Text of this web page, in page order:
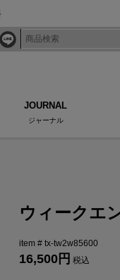
JOURNAL
ジャーナル
ウィークエ
tx-tw2w85600
16,500 税込